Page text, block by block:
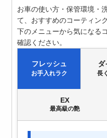
お車の使い方・保管環境・
て、おすすめのコーティン
下のメニューから気になる
確認ください。
フレッシュ
お手入れラク
ダ
長
EX
最高級の艶